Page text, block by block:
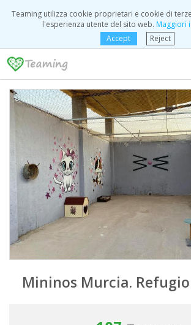
Teaming utilizza cookie proprietari e cookie di
l'esperienza utente del sito web. Maggiori
Accept
Reject
Mininos Murcia.